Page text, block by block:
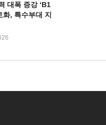
대폭 증강 ‘B1
, 특수부대 지